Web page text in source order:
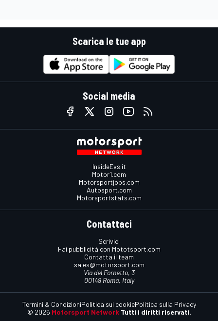
Scarica le tue app
Social media
InsideEvs.it
Motor1.com
Motorsportjobs.com
Autosport.com
Motorsportstats.com
Contattaci
Scrivici
Fai pubblicità con Mototsport.com
Contatta il team
sales@motorsport.com
Via del Fornetto, 3
00149 Roma, Italy
© 2026 Motorsport Network Tutti i diritti riservati.
Termini & CondizioniPolitica sui cookiePolitica sulla Privacy